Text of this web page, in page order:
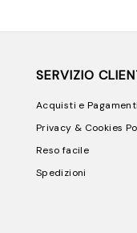
SERVIZIO
Acquisti e Pagamenti
Privacy & Cookies
Reso facile
Spedizioni